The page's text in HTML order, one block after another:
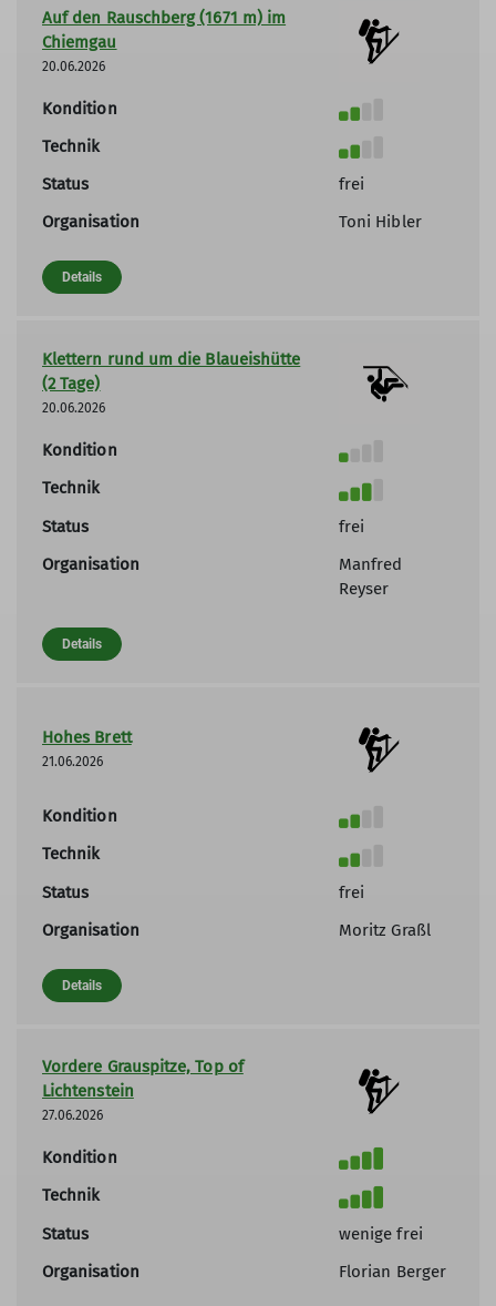
Auf den Rauschberg (1671 m) im
Chiemgau
20.06.2026
Kondition
Technik
Status
frei
Organisation
Toni Hibler
Details
Klettern rund um die Blaueishütte
(2 Tage)
20.06.2026
Kondition
Technik
Status
frei
Organisation
Manfred
Reyser
Details
Hohes Brett
21.06.2026
Kondition
Technik
Status
frei
Organisation
Moritz Graßl
Details
Vordere Grauspitze, Top of
Lichtenstein
27.06.2026
Kondition
Technik
Status
wenige frei
Organisation
Florian Berger